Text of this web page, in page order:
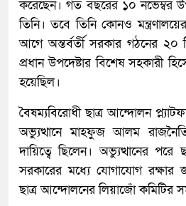
করেছেন। গত বছরের ১০ নভেম্বর
তিনি। তবে তিনি কোনও
আগে অন্তর্বর্তী সরকার গঠনের
প্রধান উপদেষ্টার বিশেষ সহকারী
হয়েছিল।
বৈষম্যবিরোধী ছাত্র আন্দোলন
অভ্যুত্থানে মাহফুজ আলম
দায়িত্বে ছিলেন। অভ্যুত্থানের পরে
সরকারের মধ্যে যোগাযোগ রক্ষার
ছাত্র আন্দোলনের লিয়াজোঁ কমিটির